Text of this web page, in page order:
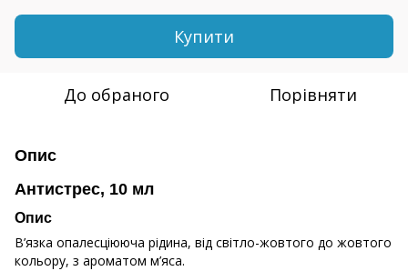
Купити
До обраного Порівняти
Опис
Антистрес, 10 мл
Опис
В’язка опалесціююча рідина, від світло-жовтого до жовтого
кольору, з ароматом м’яса.